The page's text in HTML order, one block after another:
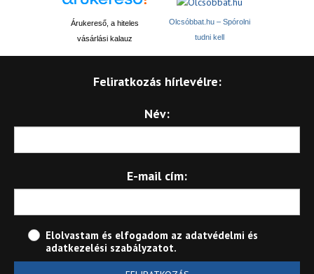
Árukereső, a hiteles
vásárlási kalauz
Olcsóbbat.hu – Spórolni
tudni kell
Feliratkozás hírlevélre:
Név:
E-mail cím:
Elolvastam és elfogadom az adatvédelmi és
adatkezelési szabályzatot.